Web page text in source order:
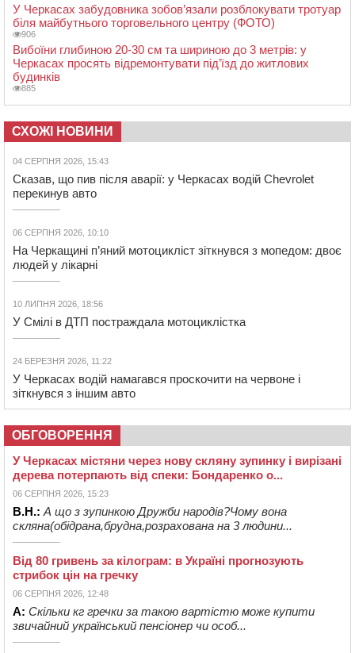
У Черкасах забудовника зобов’язали розблокувати тротуар
біля майбутнього торговельного центру (ФОТО)
906
Вибоїни глибиною 20-30 см та шириною до 3 метрів: у
Черкасах просять відремонтувати під’їзд до житлових
будинків
885
СХОЖІ НОВИНИ
04 СЕРПНЯ 2026, 15:43
Сказав, що пив після аварії: у Черкасах водій Chevrolet
перекинув авто
06 СЕРПНЯ 2026, 10:10
На Черкащині п’яний мотоцикліст зіткнувся з мопедом: двоє
людей у лікарні
10 ЛИПНЯ 2026, 18:56
У Смілі в ДТП постраждала мотоциклістка
24 БЕРЕЗНЯ 2026, 11:22
У Черкасах водій намагався проскочити на червоне і
зіткнувся з іншим авто
ОБГОВОРЕННЯ
У Черкасах містяни через нову скляну зупинку і вирізані
дерева потерпають від спеки: Бондаренко о...
06 СЕРПНЯ 2026, 15:23
В.Н.: А що з зупинкою Дружби народів?Чому вона
скляна(обідрана,брудна,розрахована на 3 людини...
Від 80 гривень за кілограм: в Україні прогнозують
стрибок цін на гречку
06 СЕРПНЯ 2026, 12:48
А: Скільки кг гречки за такою вартістю може купити
звичайний український пенсіонер чи особ...